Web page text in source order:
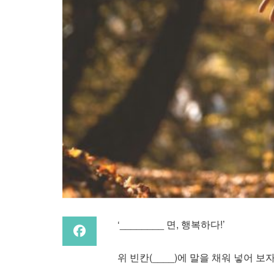
‘________ 면, 행복하다!’
위 빈칸(____)에 말을 채워 넣어 보